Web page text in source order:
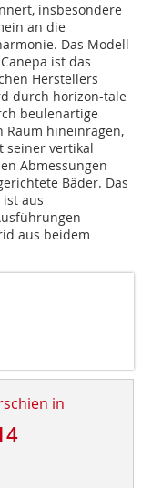
insbesondere
an die
Das Modell
ist das
Herstellers
durch horizon-tale
beulenartige
Raum hineinragen,
seiner vertikal
Abmessungen
Bäder. Das
ist aus
aus beidem
in